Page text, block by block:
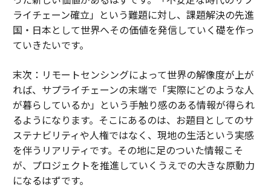
ライチェーン確立」という難題に対し、課題解決の先進
国・日本として世界へその価値を発信していく礎を作っ
ていきたいです。
末次：リモートセンシングによって世界の解像度が上が
れば、サプライチェーンの末端で「実際にどのような人
が暮らしているか」という手触り感のある情報が得られ
るようになります。そこにあるのは、お題目としてのサ
ステナビリティや人権ではなく、現地の生活という実感
を伴うリアリティです。その地に足のついた情報こそ
が、プロジェクトを推進していくうえでの大きな原動力
になるはずです。